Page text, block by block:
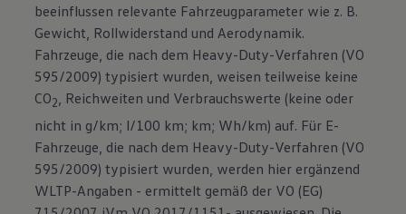
beeinflussen relevante Fahrzeugparameter wie z. B.
Gewicht, Rollwiderstand und Aerodynamik.
Fahrzeuge, die nach dem Heavy-Duty-Verfahren (VO
595/2009) typisiert wurden, weisen teilweise keine
CO2, Reichweiten und Verbrauchswerte (keine oder
nicht in g/km; l/100 km; km; Wh/km) auf. Für E-
Fahrzeuge, die nach dem Heavy-Duty-Verfahren (VO
595/2009) typisiert wurden, werden hier ergänzend
WLTP-Angaben - ermittelt gemäß der VO (EG)